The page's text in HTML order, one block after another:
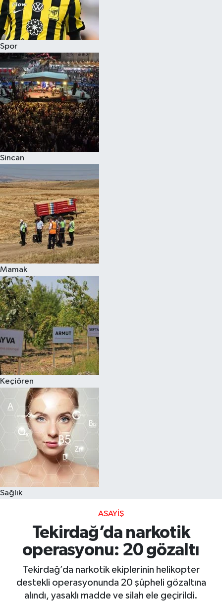
Spor
Sincan
Mamak
Keçiören
Sağlık
ASAYIŞ
Tekirdağ’da narkotik
operasyonu: 20 gözaltı
Tekirdağ’da narkotik ekiplerinin helikopter
destekli operasyonunda 20 şüpheli gözaltına
alındı, yasaklı madde ve silah ele geçirildi.